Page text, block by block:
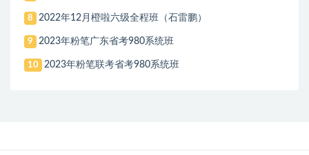
8 2022年12月橙啦六级全程班（石雷鹏）
9 2023年粉笔广东省考980系统班
10 2023年粉笔联考省考980系统班